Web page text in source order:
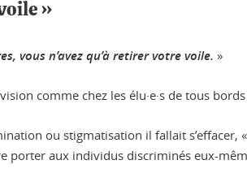
»
vous n’avez qu’à retirer votre voile. »
comme chez les élu·e·s de tous
ou stigmatisation il fallait s’effacer,
porter aux individus discriminés eux-